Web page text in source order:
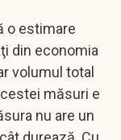
o estimare
din economia
volumul total
măsuri e
nu are un